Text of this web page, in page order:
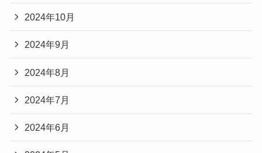
2024年10月
2024年9月
2024年8月
2024年7月
2024年6月